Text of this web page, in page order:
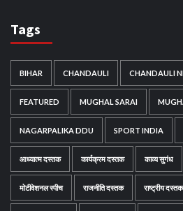
Tags
BIHAR CHANDAULI CHANDAULI
FEATURED MUGHAL SARAI
NAGARPALIKA DDU SPORT INDIA
आध्यात्म दस्तक कार्यक्रम दस्तक काव्य सुगंध
मोटीवेशनल स्पीच राजनीति दस्तक राष्ट्रीय दस्तक